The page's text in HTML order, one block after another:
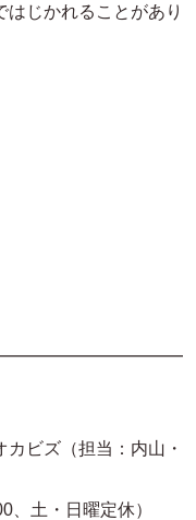
じかれることがあり
ビズ（担当：内山・
、土・日曜定休）